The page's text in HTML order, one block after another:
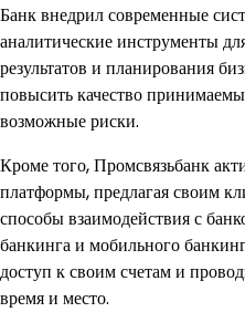
Банк внедрил современные
аналитические инструменты
результатов и планирования
повысить качество
возможные риски.
Кроме того, Промсвязьбанк
платформы, предлагая своим
способы взаимодействия с
банкинга и мобильного
доступ к своим счетам и
время и место.